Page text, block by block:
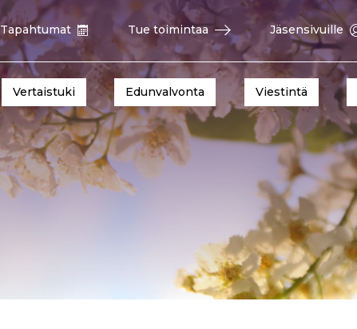
Tapahtumat Tue toimintaa Jäsensivuille
Vertaistuki Edunvalvonta Viestintä